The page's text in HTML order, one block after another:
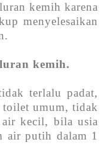
kemih karena
menyelesaikan
kemih.
terlalu padat,
toilet umum, tidak
air kecil, bila usia
air putih dalam 1